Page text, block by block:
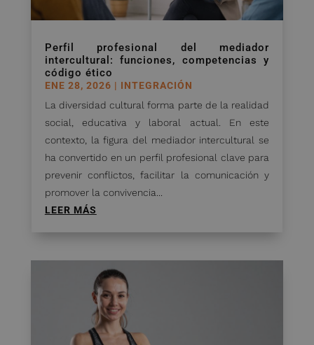
Perfil profesional del mediador
intercultural: funciones, competencias y
código ético
ENE 28, 2026 | INTEGRACIÓN
La diversidad cultural forma parte de la realidad
social, educativa y laboral actual. En este
contexto, la figura del mediador intercultural se
ha convertido en un perfil profesional clave para
prevenir conflictos, facilitar la comunicación y
promover la convivencia...
LEER MÁS